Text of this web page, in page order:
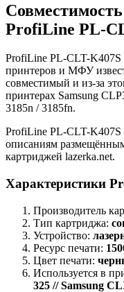
ProfiLine PL-
ProfiLine PL-CLT-
принтеров и МФУ
совместимый и из-за
принтерах Samsung
3185n / 3185fn.
ProfiLine PL-CLT-K407S
описаниям
картриджей lazerka.net.
Характеристики
Производитель
Тип картриджа:
Устройство:
Ресурс печати:
Цвет печати:
Используется в
325 // Samsung